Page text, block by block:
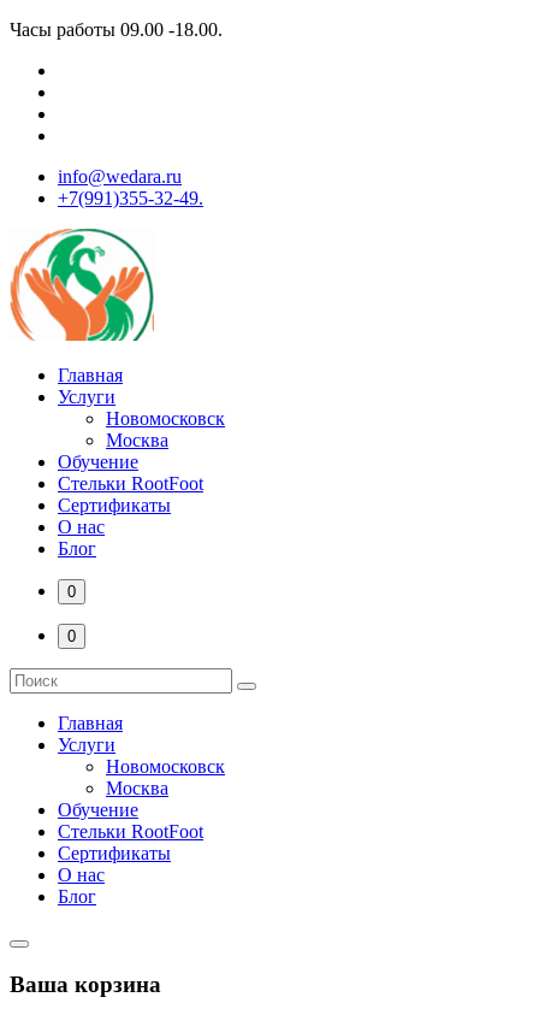
Перейти
содержимому
Часы работы 09.00 -18.00.
info@wedara.ru
+7(991)355-32-49.
Спа ведара
Главная
Услуги
Новомосковск
Москва
Обучение
Стельки RootFoot
Сертификаты
О нас
Блог
0
0
Главная
Услуги
Новомосковск
Москва
Обучение
Стельки RootFoot
Сертификаты
О нас
Блог
Ваша корзина